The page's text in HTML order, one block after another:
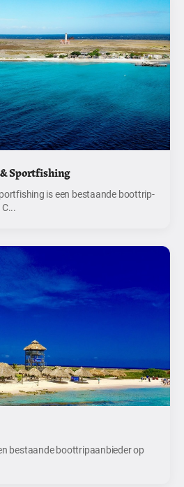
Sportfishing
is een bestaande boottrip-
bestaande boottripaanbieder op